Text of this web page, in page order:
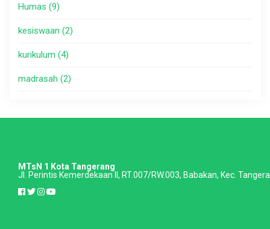
Humas (9)
kesiswaan (2)
kurikulum (4)
madrasah (2)
MTsN 1 Kota Tangerang
Jl. Perintis Kemerdekaan II, RT.007/RW.003, Babakan, Kec.